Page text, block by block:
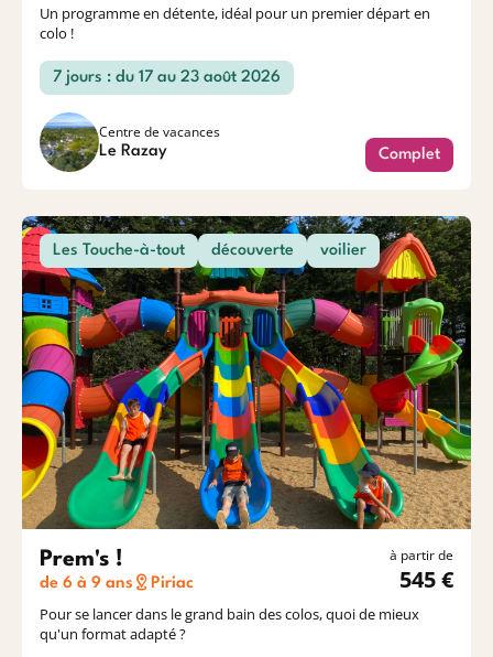
Un programme en détente, idéal pour un premier départ en
colo !
7 jours : du 17 au 23 août 2026
Centre de vacances
Le Razay Complet
Les Touche-à-tout découverte voilier
Prem's !
de 6 à 9 ans Piriac
à partir de
545 €
Pour se lancer dans le grand bain des colos, quoi de mieux
qu'un format adapté ?